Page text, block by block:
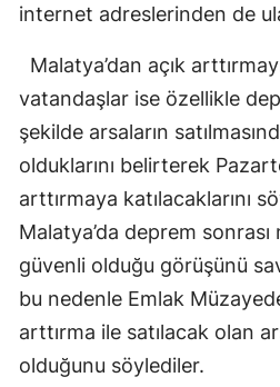
internet adreslerinden de
Malatya’dan açık
vatandaşlar ise özellikle
şekilde arsaların
olduklarını belirterek
arttırmaya katılacaklarını
Malatya’da deprem
güvenli olduğu görüşünü
bu nedenle Emlak
arttırma ile satılacak olan
olduğunu söylediler.